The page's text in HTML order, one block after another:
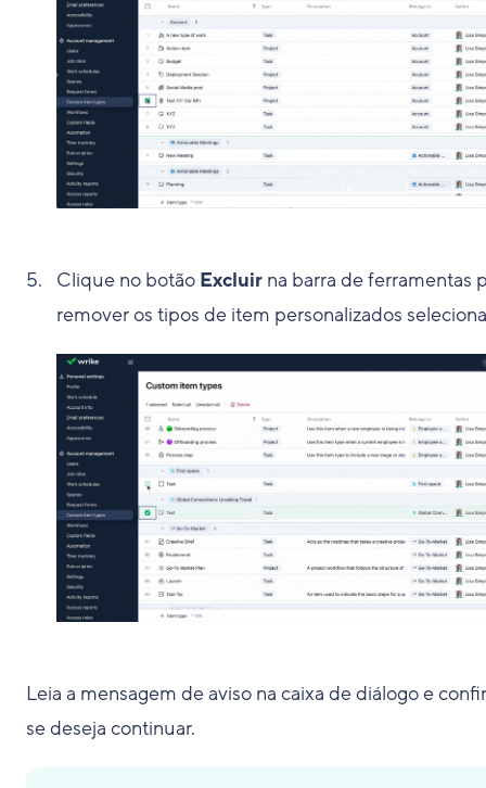
Clique no botão Excluir na barra de ferramentas
remover os tipos de item personalizados
Leia a mensagem de aviso na caixa de diálogo e
se deseja continuar.